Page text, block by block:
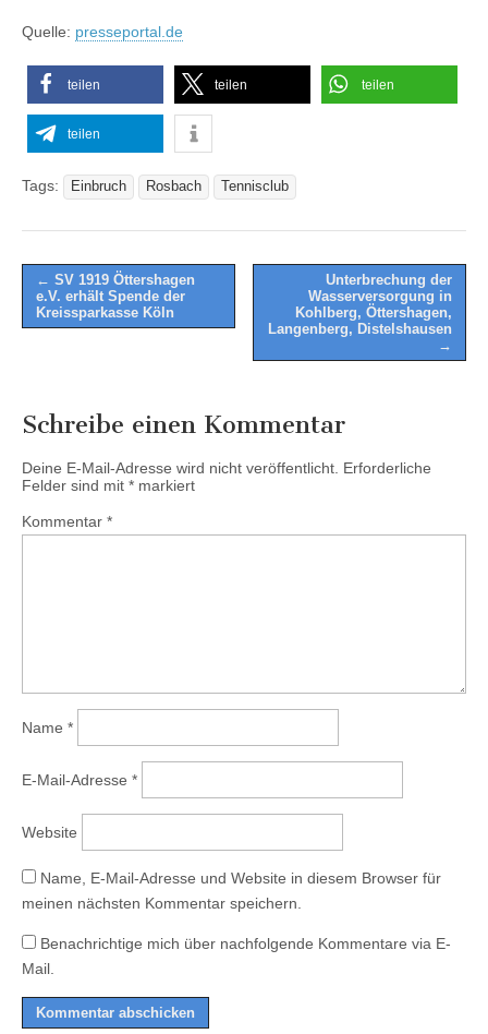
Quelle: presseportal.de
teilen teilen teilen
teilen
Tags: Einbruch Rosbach Tennisclub
Post
navigation
← SV 1919 Öttershagen
e.V. erhält Spende der
Kreissparkasse Köln
Unterbrechung der
Wasserversorgung in
Kohlberg, Öttershagen,
Langenberg, Distelshausen
→
Schreibe einen Kommentar
Deine E-Mail-Adresse wird nicht veröffentlicht. Erforderliche
Felder sind mit * markiert
Kommentar *
Name *
E-Mail-Adresse *
Website
Name, E-Mail-Adresse und Website in diesem Browser für
meinen nächsten Kommentar speichern.
Benachrichtige mich über nachfolgende Kommentare via E-
Mail.